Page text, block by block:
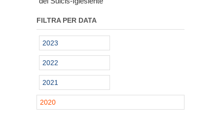
FILTRA PER DATA
2023
2022
2021
2020